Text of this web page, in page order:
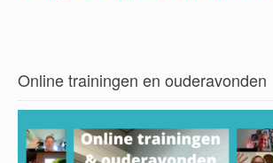
Online trainingen en ouderavonden